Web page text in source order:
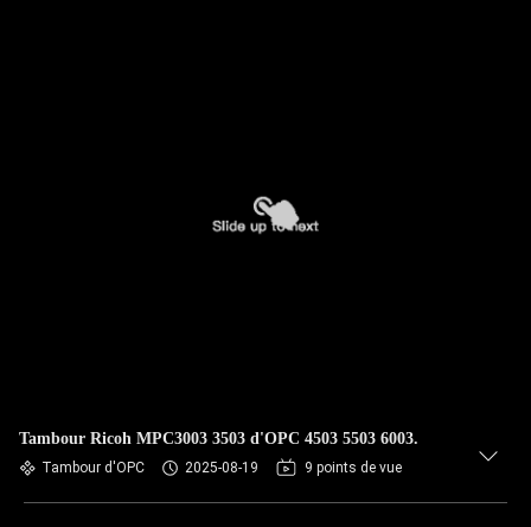
Tambour Ricoh MPC3003 3503 d'OPC 4503 5503 6003.
Tambour d'OPC 2025-08-19 9 points de vue